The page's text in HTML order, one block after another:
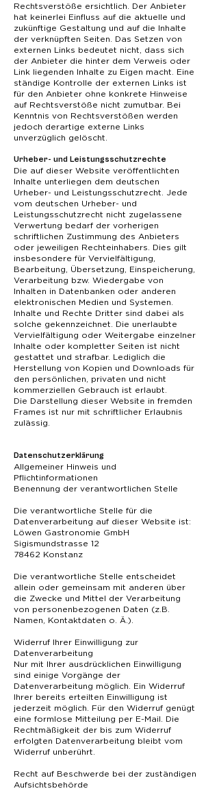
Rechtsverstöße ersichtlich. Der Anbieter
hat keinerlei Einfluss auf die aktuelle und
zukünftige Gestaltung und auf die Inhalte
der verknüpften Seiten. Das Setzen von
externen Links bedeutet nicht, dass sich
der Anbieter die hinter dem Verweis oder
Link liegenden Inhalte zu Eigen macht. Eine
ständige Kontrolle der externen Links ist
für den Anbieter ohne konkrete Hinweise
auf Rechtsverstöße nicht zumutbar. Bei
Kenntnis von Rechtsverstößen werden
jedoch derartige externe Links
unverzüglich gelöscht.
Urheber- und Leistungsschutzrechte
Die auf dieser Website veröffentlichten
Inhalte unterliegen dem deutschen
Urheber- und Leistungsschutzrecht. Jede
vom deutschen Urheber- und
Leistungsschutzrecht nicht zugelassene
Verwertung bedarf der vorherigen
schriftlichen Zustimmung des Anbieters
oder jeweiligen Rechteinhabers. Dies gilt
insbesondere für Vervielfältigung,
Bearbeitung, Übersetzung, Einspeicherung,
Verarbeitung bzw. Wiedergabe von
Inhalten in Datenbanken oder anderen
elektronischen Medien und Systemen.
Inhalte und Rechte Dritter sind dabei als
solche gekennzeichnet. Die unerlaubte
Vervielfältigung oder Weitergabe einzelner
Inhalte oder kompletter Seiten ist nicht
gestattet und strafbar. Lediglich die
Herstellung von Kopien und Downloads für
den persönlichen, privaten und nicht
kommerziellen Gebrauch ist erlaubt.
Die Darstellung dieser Website in fremden
Frames ist nur mit schriftlicher Erlaubnis
zulässig.
Datenschutzerklärung
Allgemeiner Hinweis und
Pflichtinformationen
Benennung der verantwortlichen Stelle
Die verantwortliche Stelle für die
Datenverarbeitung auf dieser Website ist:
Löwen Gastronomie GmbH
Sigismundstrasse 12
78462 Konstanz
Die verantwortliche Stelle entscheidet
allein oder gemeinsam mit anderen über
die Zwecke und Mittel der Verarbeitung
von personenbezogenen Daten (z.B.
Namen, Kontaktdaten o. Ä.).
Widerruf Ihrer Einwilligung zur
Datenverarbeitung
Nur mit Ihrer ausdrücklichen Einwilligung
sind einige Vorgänge der
Datenverarbeitung möglich. Ein Widerruf
Ihrer bereits erteilten Einwilligung ist
jederzeit möglich. Für den Widerruf genügt
eine formlose Mitteilung per E-Mail. Die
Rechtmäßigkeit der bis zum Widerruf
erfolgten Datenverarbeitung bleibt vom
Widerruf unberührt.
Recht auf Beschwerde bei der zuständigen
Aufsichtsbehörde